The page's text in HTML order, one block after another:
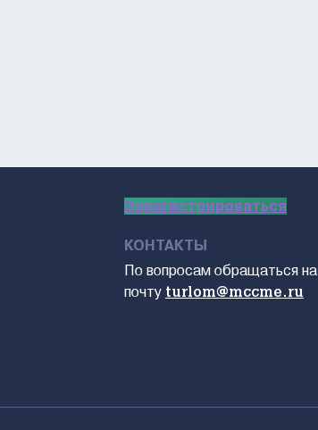
Зарегистрироваться
КОНТАКТЫ
По вопросам обращаться на
почту turlom@mccme.ru